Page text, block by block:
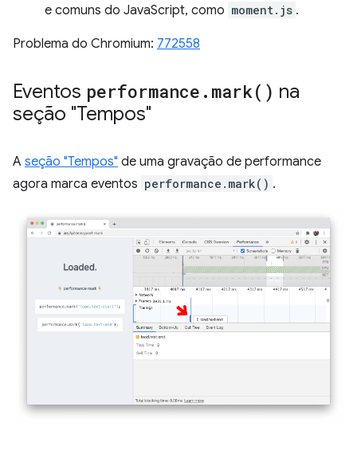
e comuns do JavaScript, como moment.js .
Problema do Chromium: 772558
Eventos performance . mark( ) na
seção "Tempos"
A seção "Tempos" de uma gravação de performance
agora marca eventos performance.mark() .